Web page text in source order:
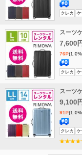
送
無
料
クレカ ケ
スーツ
7,600
76P
送
無
料
クレカ ケ
スーツ
9,100
91P
送
料
クレカ ケ